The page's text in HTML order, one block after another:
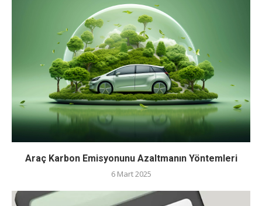
Araç Karbon Emisyonunu Azaltmanın Yöntemleri
6 Mart 2025